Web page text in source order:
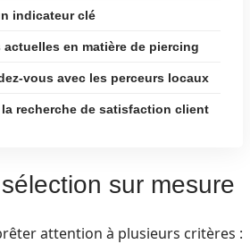
indicateur clé
actuelles en matière de piercing
vous avec les perceurs locaux
recherche de satisfaction client
sur mesure
attention à plusieurs critères :